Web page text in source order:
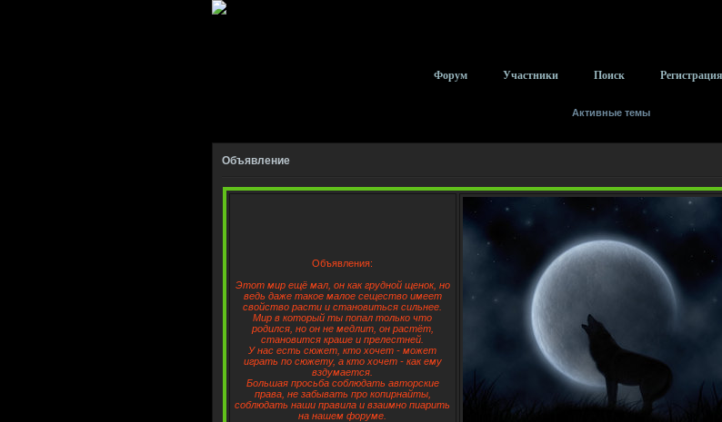
Форум Участники Поиск Регистрация
Активные темы
Объявление
Объявления:
Этот мир ещё мал, он как грудной щенок, но
ведь даже такое малое сещество имеет
свойство расти и становиться сильнее.
Мир в который ты попал только что
родился, но он не медлит, он растёт,
становится краше и прелестней.
У нас есть сюжет, кто хочет - может
играть по сюжету, а кто хочет - как ему
вздумается.
Большая просьба соблюдать авторские
права, не забывать про копирнайты,
соблюдать наши правила и взаимно пиарить
на нашем форуме.